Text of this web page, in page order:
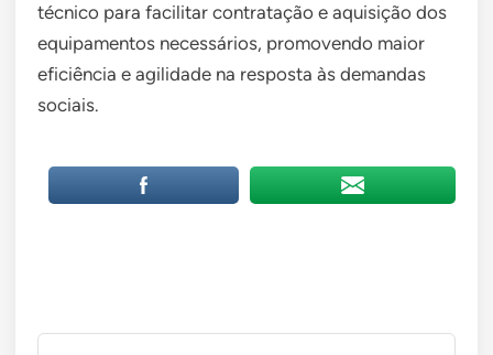
técnico para facilitar contratação e aquisição dos
equipamentos necessários, promovendo maior
eficiência e agilidade na resposta às demandas
sociais.